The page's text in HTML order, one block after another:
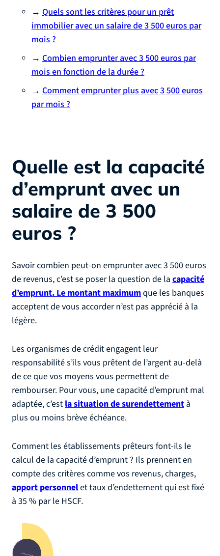
→ Quels sont les critères pour un prêt
immobilier avec un salaire de 3 500 euros par
mois ?
→ Combien emprunter avec 3 500 euros par
mois en fonction de la durée ?
→ Comment emprunter plus avec 3 500 euros
par mois ?
Quelle est la capacité
d’emprunt avec un
salaire de 3 500
euros ?
Savoir combien peut-on emprunter avec 3 500 euros
de revenus, c’est se poser la question de la capacité
d’emprunt. Le montant maximumque les banques
acceptent de vous accorder n’est pas apprécié à la
légère.
Les organismes de crédit engagent leur
responsabilité s’ils vous prêtent de l’argent au-delà
de ce que vos moyens vous permettent de
rembourser. Pour vous, une capacité d’emprunt mal
adaptée, c’estla situation de surendettement à
plus ou moins brève échéance.
Comment les établissements prêteurs font-ils le
calcul de la capacité d’emprunt ? Ils prennent en
compte des critères comme vos revenus, charges,
apport personnelet taux d’endettement qui est fixé
à 35 % par le HSCF.